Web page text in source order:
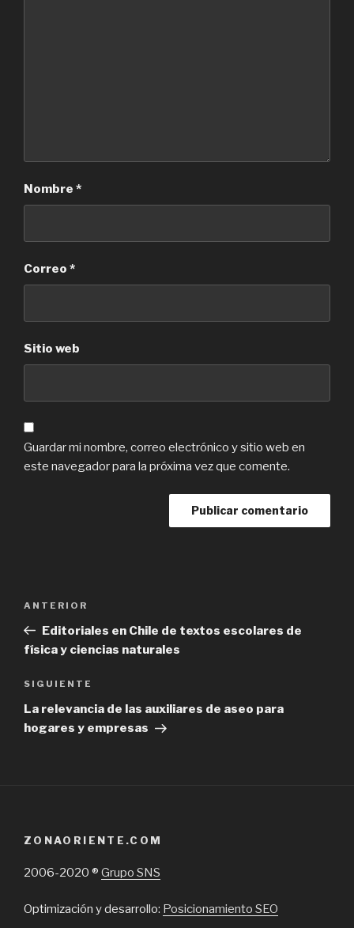
Nombre *
Correo *
Sitio web
Guardar mi nombre, correo electrónico y sitio web en
este navegador para la próxima vez que comente.
entradas
Previous
Post
ANTERIOR
Editoriales en Chile de textos escolares de
física y ciencias naturales
Next
Post
SIGUIENTE
La relevancia de las auxiliares de aseo para
hogares y empresas
ZONAORIENTE.COM
2006-2020 ® Grupo SNS
Optimización y desarrollo: Posicionamiento SEO